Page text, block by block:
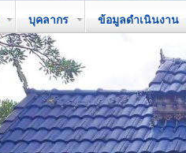
บุคลากร ข้อมูลดำเนินงาน